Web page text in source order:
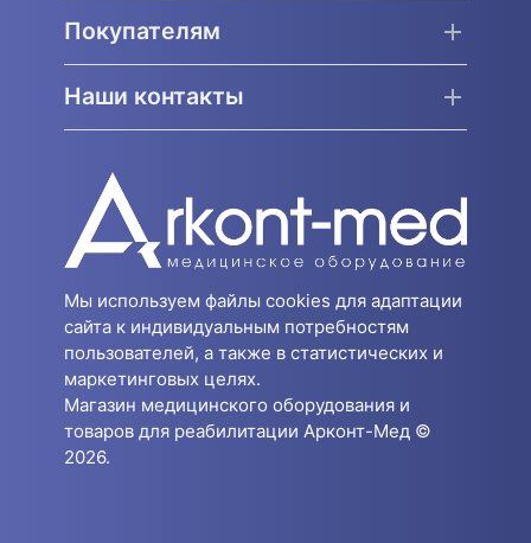
Покупателям
Наши контакты
Мы используем файлы cookies для адаптации
сайта к индивидуальным потребностям
пользователей, а также в статистических и
маркетинговых целях.
Магазин медицинского оборудования и
товаров для реабилитации Арконт-Мед ©
2026.